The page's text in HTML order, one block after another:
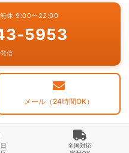
無休 9:00〜22:00
5953
信
メール（24時間OK）
全国対応